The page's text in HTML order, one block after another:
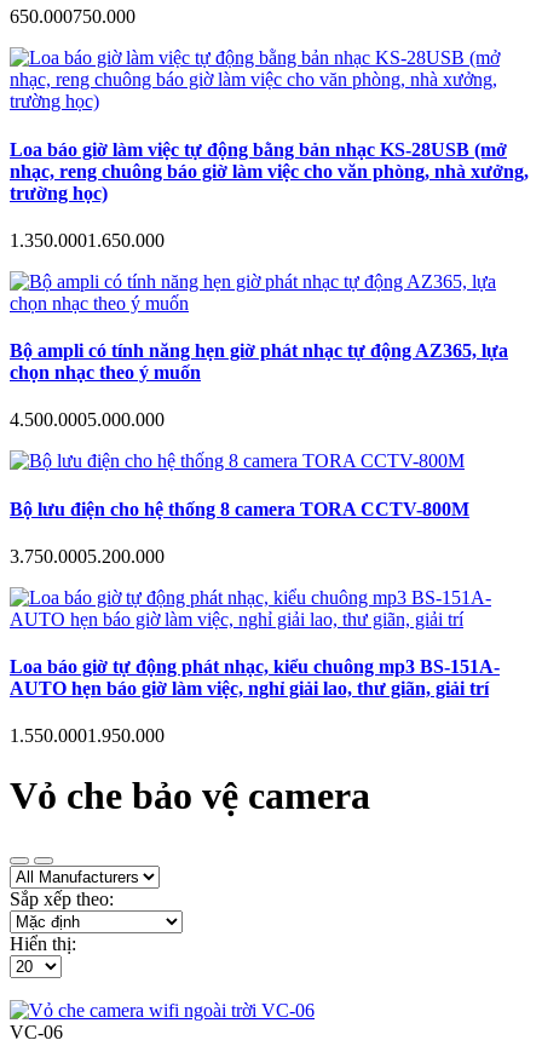
650.000750.000
Loa báo giờ làm việc tự động bằng bản nhạc KS-28USB (mở
nhạc, reng chuông báo giờ làm việc cho văn phòng, nhà xưởng,
trường học)
1.350.0001.650.000
Bộ ampli có tính năng hẹn giờ phát nhạc tự động AZ365, lựa
chọn nhạc theo ý muốn
4.500.0005.000.000
Bộ lưu điện cho hệ thống 8 camera TORA CCTV-800M
3.750.0005.200.000
Loa báo giờ tự động phát nhạc, kiểu chuông mp3 BS-151A-
AUTO hẹn báo giờ làm việc, nghỉ giải lao, thư giãn, giải trí
1.550.0001.950.000
Vỏ che bảo vệ camera
Sắp xếp theo:
Hiển thị:
VC-06